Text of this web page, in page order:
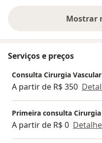
Balneário Camboriú e
- Atendo em consultório
e Itapema-SC.
Mostrar
Serviços e preços
Consulta Cirurgia Vascular
A partir de R$ 350
Primeira consulta
A partir de R$ 0